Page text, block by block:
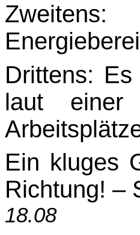
Zweitens:
Drittens:
laut
Ein kluges
Richtung! –
18.08